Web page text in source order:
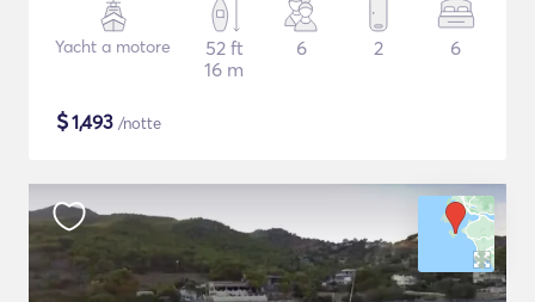
Yacht a motore
52 ft
16 m
6 2 6
$1,493 /notte